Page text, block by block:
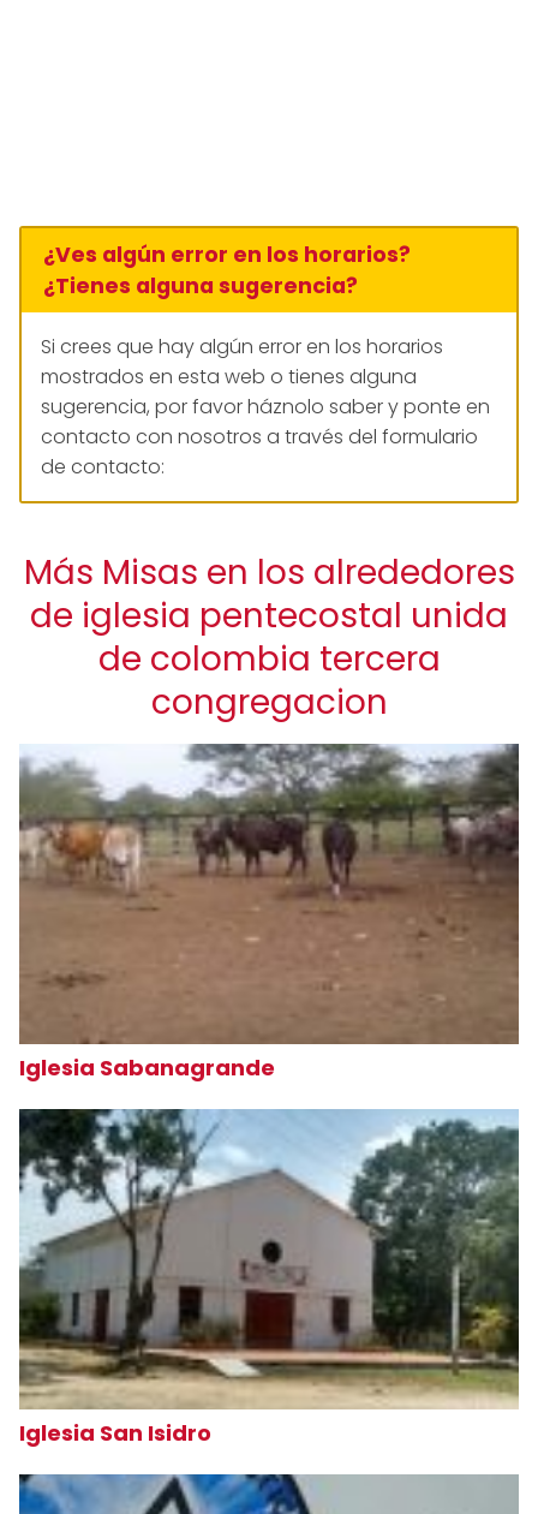
¿Ves algún error en los horarios?
¿Tienes alguna sugerencia?
Si crees que hay algún error en los horarios
mostrados en esta web o tienes alguna
sugerencia, por favor háznolo saber y ponte en
contacto con nosotros a través del formulario
de contacto:
Más Misas en los alrededores
de iglesia pentecostal unida
de colombia tercera
congregacion
Iglesia Sabanagrande
Iglesia San Isidro